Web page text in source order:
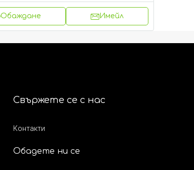
Обаждане Имейл
Свържете се с нас
Контакти
Обадете ни се